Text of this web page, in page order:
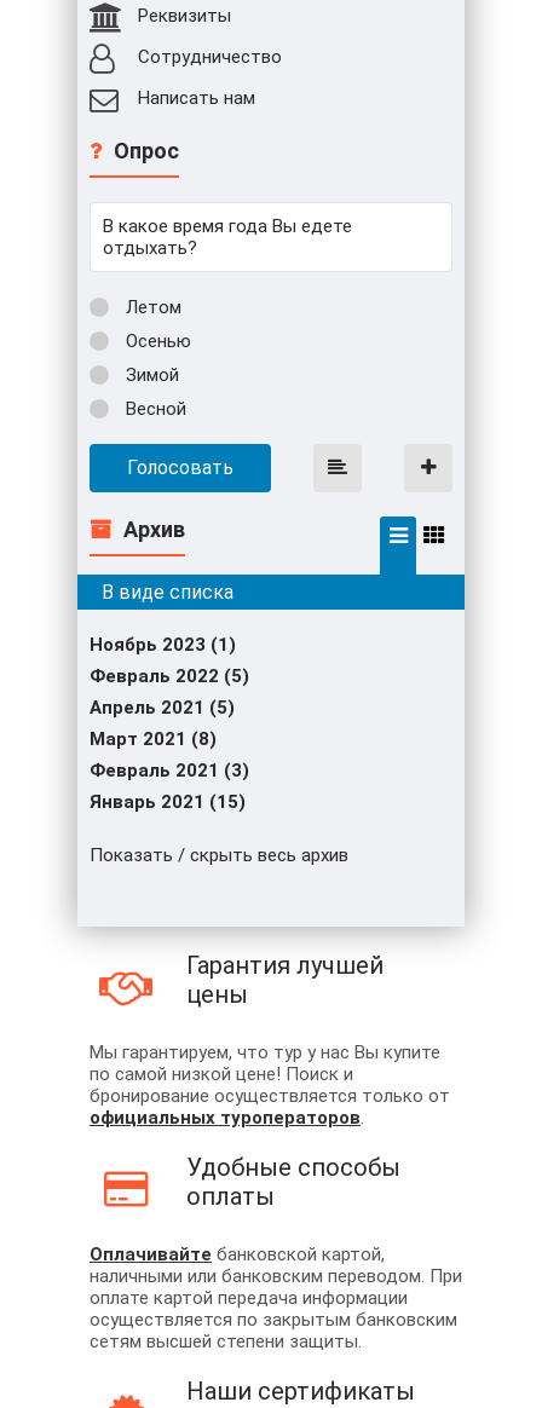
Реквизиты
Сотрудничество
Написать нам
Опрос
В какое время года Вы едете
отдыхать?
Летом
Осенью
Зимой
Весной
Голосовать
Архив
Ноябрь 2023 (1)
Февраль 2022 (5)
Апрель 2021 (5)
Март 2021 (8)
Февраль 2021 (3)
Январь 2021 (15)
Показать / скрыть весь архив
Гарантия лучшей
цены
Мы гарантируем, что тур у нас Вы купите
по самой низкой цене! Поиск и
бронирование осуществляется только от
официальных туроператоров.
Удобные способы
оплаты
Оплачивайте банковской картой,
наличными или банковским переводом. При
оплате картой передача информации
осуществляется по закрытым банковским
сетям высшей степени защиты.
Наши сертификаты